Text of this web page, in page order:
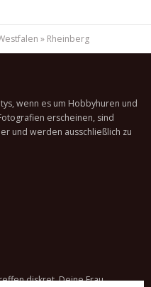
» Rheinberg
wenn es um Hobbyhuren und
erscheinen, sind
und werden ausschließlich zu
diskret. Deine Frau,